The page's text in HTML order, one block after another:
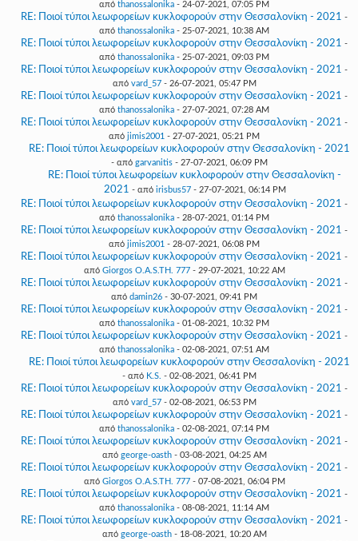
από thanossalonika - 24-07-2021, 07:05 PM
RE: Ποιοί τύποι λεωφορείων κυκλοφορούν στην Θεσσαλονίκη - 2021 -
από thanossalonika - 25-07-2021, 10:38 AM
RE: Ποιοί τύποι λεωφορείων κυκλοφορούν στην Θεσσαλονίκη - 2021 -
από thanossalonika - 25-07-2021, 09:03 PM
RE: Ποιοί τύποι λεωφορείων κυκλοφορούν στην Θεσσαλονίκη - 2021 -
από vard_57- 26-07-2021, 05:47 PM
RE: Ποιοί τύποι λεωφορείων κυκλοφορούν στην Θεσσαλονίκη - 2021 -
από thanossalonika - 27-07-2021, 07:28 AM
RE: Ποιοί τύποι λεωφορείων κυκλοφορούν στην Θεσσαλονίκη - 2021 -
από jimis2001 - 27-07-2021, 05:21 PM
RE: Ποιοί τύποι λεωφορείων κυκλοφορούν στην Θεσσαλονίκη - 2021
- από garvanitis - 27-07-2021, 06:09 PM
RE: Ποιοί τύποι λεωφορείων κυκλοφορούν στην Θεσσαλονίκη -
2021 - από irisbus57- 27-07-2021, 06:14 PM
RE: Ποιοί τύποι λεωφορείων κυκλοφορούν στην Θεσσαλονίκη - 2021 -
από thanossalonika - 28-07-2021, 01:14 PM
RE: Ποιοί τύποι λεωφορείων κυκλοφορούν στην Θεσσαλονίκη - 2021 -
από jimis2001 - 28-07-2021, 06:08 PM
RE: Ποιοί τύποι λεωφορείων κυκλοφορούν στην Θεσσαλονίκη - 2021 -
από Giorgos O.A.S.TH. 777- 29-07-2021, 10:22 AM
RE: Ποιοί τύποι λεωφορείων κυκλοφορούν στην Θεσσαλονίκη - 2021 -
από damin26 - 30-07-2021, 09:41 PM
RE: Ποιοί τύποι λεωφορείων κυκλοφορούν στην Θεσσαλονίκη - 2021 -
από thanossalonika - 01-08-2021, 10:32 PM
RE: Ποιοί τύποι λεωφορείων κυκλοφορούν στην Θεσσαλονίκη - 2021 -
από thanossalonika - 02-08-2021, 07:51 AM
RE: Ποιοί τύποι λεωφορείων κυκλοφορούν στην Θεσσαλονίκη - 2021
- από K.S. - 02-08-2021, 06:41 PM
RE: Ποιοί τύποι λεωφορείων κυκλοφορούν στην Θεσσαλονίκη - 2021 -
από vard_57- 02-08-2021, 06:53 PM
RE: Ποιοί τύποι λεωφορείων κυκλοφορούν στην Θεσσαλονίκη - 2021 -
από thanossalonika - 02-08-2021, 07:14 PM
RE: Ποιοί τύποι λεωφορείων κυκλοφορούν στην Θεσσαλονίκη - 2021 -
από george-oasth- 03-08-2021, 04:25 AM
RE: Ποιοί τύποι λεωφορείων κυκλοφορούν στην Θεσσαλονίκη - 2021 -
από Giorgos O.A.S.TH. 777- 07-08-2021, 06:04 PM
RE: Ποιοί τύποι λεωφορείων κυκλοφορούν στην Θεσσαλονίκη - 2021 -
από thanossalonika - 08-08-2021, 11:14 AM
RE: Ποιοί τύποι λεωφορείων κυκλοφορούν στην Θεσσαλονίκη - 2021 -
από george-oasth- 18-08-2021, 10:20 AM